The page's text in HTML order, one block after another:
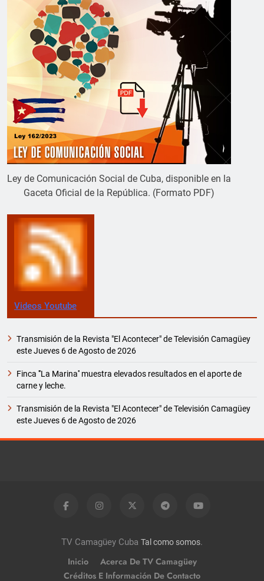
Ley de Comunicación Social de Cuba, disponible en la
Gaceta Oficial de la República. (Formato PDF)
Videos Youtube
Transmisión de la Revista "El Acontecer" de Televisión Camagüey
este Jueves 6 de Agosto de 2026
Finca '''La Marina'' muestra elevados resultados en el aporte de
carne y leche.
Transmisión de la Revista "El Acontecer" de Televisión Camagüey
este Jueves 6 de Agosto de 2026
TV Camagüey Cuba Tal como somos.
Inicio
Acerca De TV Camagüey
Créditos E Información De Contacto